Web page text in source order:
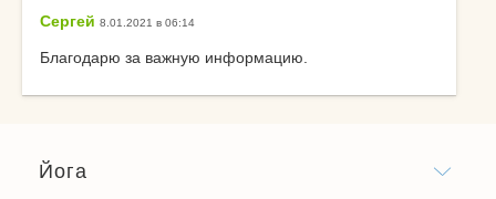
Сергей 8.01.2021 в 06:14
Благодарю за важную информацию.
Йога